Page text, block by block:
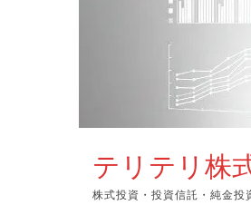
テリテリ株
株式投資・投資信託・純金投